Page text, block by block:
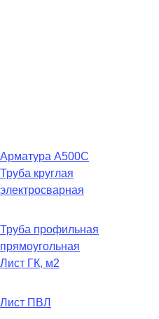
Арматура А500С
Труба круглая
электросварная
Труба профильная
прямоугольная
Лист ГК, м2
Лист ПВЛ